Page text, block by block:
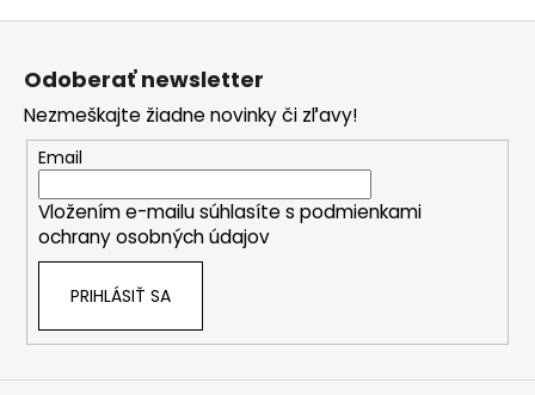
Odoberať newsletter
Nezmeškajte žiadne novinky či zľavy!
Email
Vložením e-mailu súhlasíte s podmienkami
ochrany osobných údajov
PRIHLÁSIŤ SA